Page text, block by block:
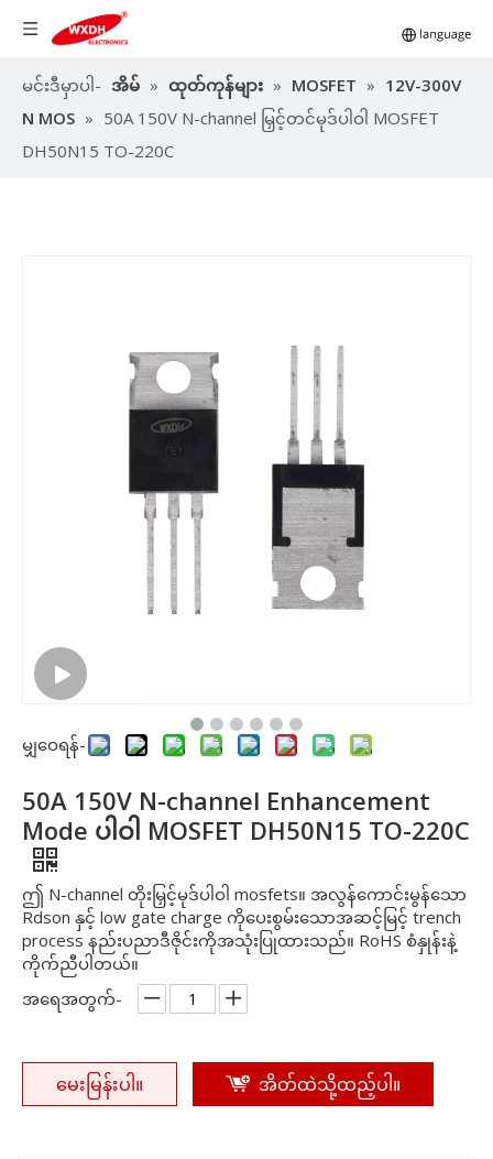
မင်းဒီမှာပါ- အိမ် » ထုတ်ကုန်များ » MOSFET » 12V-300V
N MOS » 50A 150V N-channel မြှင့်တင်မုဒ်ပါဝါ MOSFET
DH50N15 TO-220C
မျှဝေရန်-
50A 150V N-channel Enhancement
Mode ပါဝါ MOSFET DH50N15 TO-220C
ဤ N-channel တိုးမြှင့်မုဒ်ပါဝါ mosfets။ အလွန်ကောင်းမွန်သော
Rdson နှင့် low gate charge ကိုပေးစွမ်းသောအဆင့်မြင့် trench
process နည်းပညာဒီဇိုင်းကိုအသုံးပြုထားသည်။ RoHS စံနှုန်းနဲ့
ကိုက်ညီပါတယ်။
အရေအတွက်-
မေးမြန်းပါ။ အိတ်ထဲသို့ထည့်ပါ။